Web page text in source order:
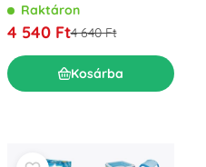
Raktáron
4 540 Ft4 640 Ft
Kosárba